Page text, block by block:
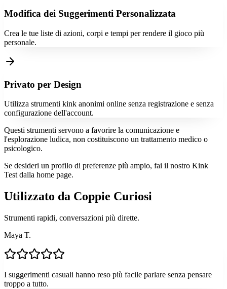
Modifica dei Suggerimenti Personalizzata
Crea le tue liste di azioni, corpi e tempi per rendere il gioco più
personale.
Privato per Design
Utilizza strumenti kink anonimi online senza registrazione e senza
configurazione dell'account.
Questi strumenti servono a favorire la comunicazione e
l'esplorazione ludica, non costituiscono un trattamento medico o
psicologico.
Se desideri un profilo di preferenze più ampio, fai il nostro Kink
Test dalla home page.
Utilizzato da Coppie Curiosi
Strumenti rapidi, conversazioni più dirette.
Maya T.
I suggerimenti casuali hanno reso più facile parlare senza pensare
troppo a tutto.